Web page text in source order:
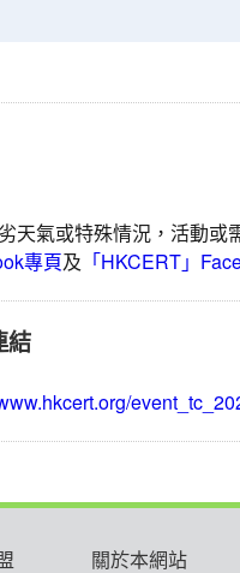
天氣或特殊情況，活動或
專頁及 「HKCERT」
結
關於本網站